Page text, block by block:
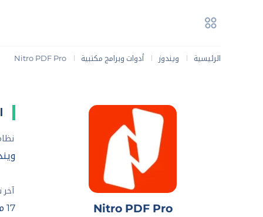
الرئيسية | ويندوز | أدوات وبرامج مكتبية |
Nitro PDF Pro
Nitro PDF Pro
ويندوز 8
آخر
17 مايو، 2025